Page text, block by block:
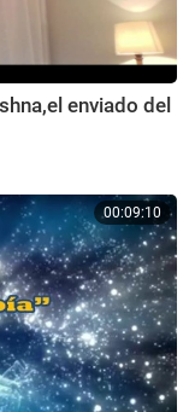
enviado del
00:09:10